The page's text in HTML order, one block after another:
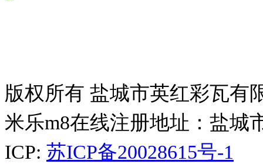
版权所有 盐城市英红彩瓦有
米乐m8在线注册地址：盐城
ICP: 苏ICP备20028615号-1